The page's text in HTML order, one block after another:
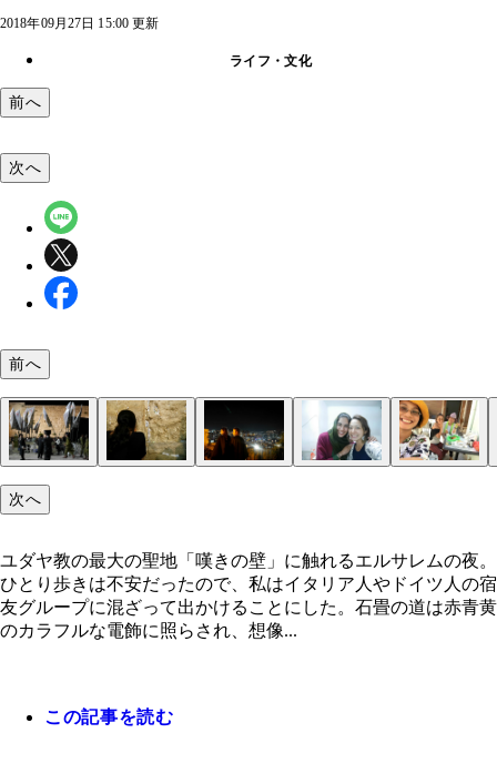
2018年09月27日 15:00 更新
ライフ・文化
前へ
色のドームはイスラム教聖地「岩のドーム」
ちゃん。私スッピン眉毛ナイ……
次へ
前へ
次へ
ユダヤ教の最大の聖地「嘆きの壁」に触れるエルサレムの夜。
ひとり歩きは不安だったので、私はイタリア人やドイツ人の宿
友グループに混ざって出かけることにした。石畳の道は赤青黄
のカラフルな電飾に照らされ、想像...
この記事を読む